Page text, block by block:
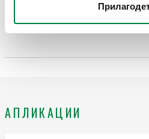
- двоаголен конвертибилен
опремен за термостатска
200015; - вентил за
Максимален работен притисок:
температурен опсег: 5–100 °C.
9869e37b-e362-4c54-b03e-
4d936a0d04ff
АПЛИКАЦИИ